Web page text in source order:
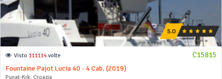
C15815
Visto 111114volte
Fountaine Pajot Lucia 40 - 4 Cab. (2019)
Punat-Krk, Croazia